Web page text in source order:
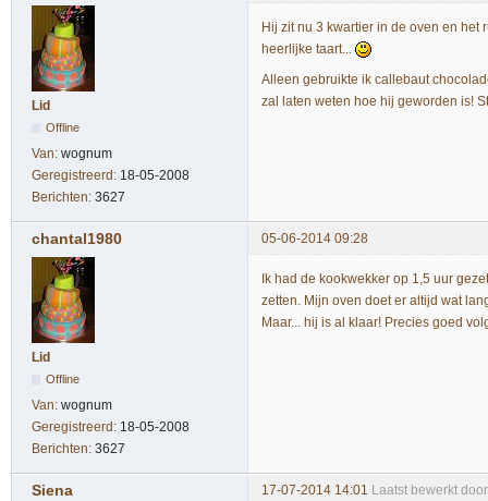
Lid
Offline
Van: wognum
Geregistreerd: 18-05-2008
Berichten: 3627
Hij zit nu 3 kwartier in de oven en
heerlijke taart...
Alleen gebruikte ik callebaut
zal laten weten hoe hij geworden is!
chantal1980 05-06-2014 09:28
Lid
Offline
Van: wognum
Geregistreerd: 18-05-2008
Berichten: 3627
Ik had de kookwekker op 1,5 uur
zetten. Mijn oven doet er altijd wat
Maar... hij is al klaar! Precies goed
Siena 17-07-2014 14:01 Laatst bewerkt